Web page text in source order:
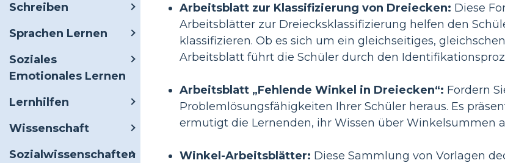
Schreiben
Sprachen Lernen
Soziales
Emotionales Lernen
Lernhilfen
Wissenschaft
Sozialwissenschaften
Arbeitsblatt zur Klassifizierung von Dreiecken: Diese
Arbeitsblätter zur Dreiecksklassifizierung helfen den
klassifizieren. Ob es sich um ein gleichseitiges,
Arbeitsblatt führt die Schüler durch den
Arbeitsblatt „Fehlende Winkel in Dreiecken“: Fordern
Problemlösungsfähigkeiten Ihrer Schüler heraus. Es
ermutigt die Lernenden, ihr Wissen über Winkelsummen
Winkel-Arbeitsblätter: Diese Sammlung von Vorlagen